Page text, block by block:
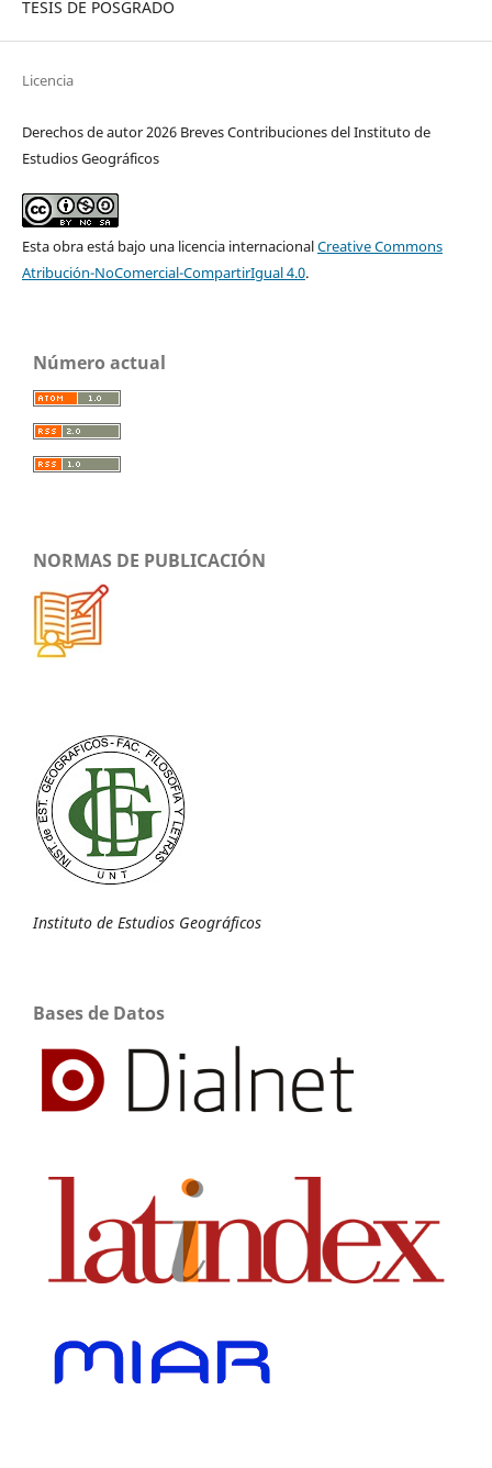
TESIS DE POSGRADO
Licencia
Derechos de autor 2026 Breves Contribuciones del Instituto de
Estudios Geográficos
Esta obra está bajo una licencia internacionalCreative Commons
Atribución-NoComercial-CompartirIgual 4.0.
Número actual
NORMAS DE PUBLICACIÓN
Instituto de Estudios Geográficos
Bases de Datos